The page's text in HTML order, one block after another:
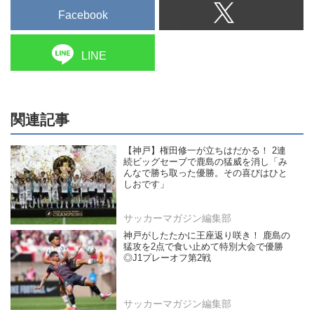
Facebook
LINE
関連記事
【神戸】権田修一が立ちはだかる！ 2連
続ビッグセーブで鹿島の猛威を消し「み
んなで勝ち取った優勝。その喜びはひと
しおです」
サッカーマガジン編集部
神戸がしたたかに王座返り咲き！ 鹿島の
猛攻を2点で食い止めて特別大会で優勝
◎J1プレーオフ第2戦
サッカーマガジン編集部